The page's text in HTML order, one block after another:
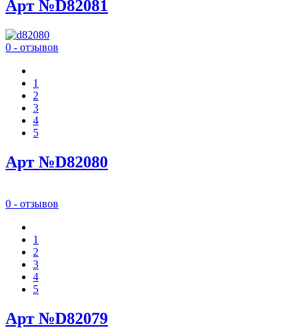
Арт №D82081
0 - отзывов
1
2
3
4
5
Арт №D82080
0 - отзывов
1
2
3
4
5
Арт №D82079